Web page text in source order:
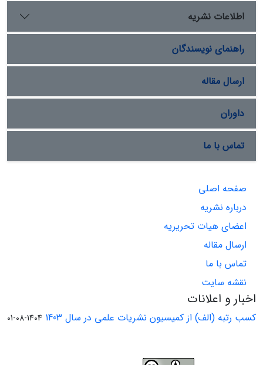
اطلاعات نشریه
راهنمای نویسندگان
ارسال مقاله
داوران
تماس با ما
صفحه اصلی
درباره نشریه
اعضای هیات تحریریه
ارسال مقاله
تماس با ما
نقشه سایت
اخبار و اعلانات
کسب رتبه (الف) از کمیسیون نشریات علمی در سال 1403 1404-08-01